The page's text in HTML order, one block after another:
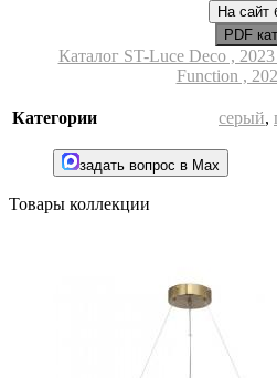
На сайт
PDF
Каталог ST-Luce Deco ,
Function ,
Категории серый,
задать вопрос в Max
Товары коллекции